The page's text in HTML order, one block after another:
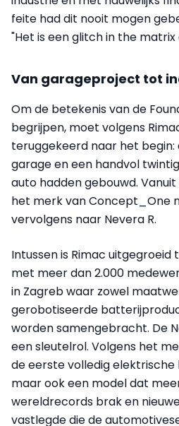
feite had dit nooit mogen
"Het is een glitch in the
Van garageproject tot
Om de betekenis van de
begrijpen, moet volgens
teruggekeerd naar het begin:
garage en een handvol
auto hadden gebouwd.
het merk van Concept_One
vervolgens naar Nevera R.
Intussen is Rimac
met meer dan 2.000
in Zagreb waar zowel
gerobotiseerde
worden samengebracht. De
een sleutelrol. Volgens het
de eerste volledig
maar ook een model dat
wereldrecords brak en
vastlegde die de